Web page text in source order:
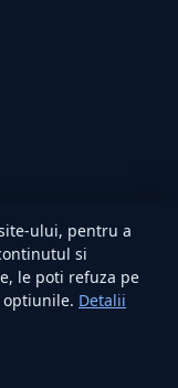
ului, pentru a
si
le poti refuza pe
optiunile. Detalii